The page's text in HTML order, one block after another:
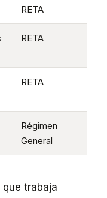
RETA
RETA
RETA
Régimen
General
que trabaja